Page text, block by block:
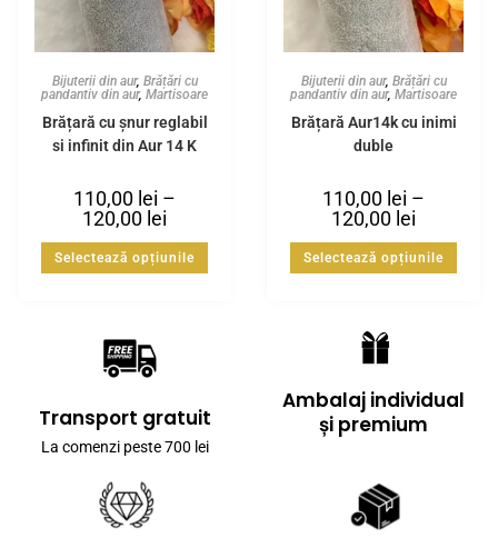
Bijuterii din aur, Brățări cu
pandantiv din aur, Martisoare
Brățară cu șnur reglabil
si infinit din Aur 14 K
110,00 lei –
120,00 lei
Selectează opțiunile
Bijuterii din aur, Brățări cu
pandantiv din aur, Martisoare
Brățară Aur14k cu inimi
duble
110,00 lei –
120,00 lei
Selectează opțiunile
Transport gratuit
La comenzi peste 700 lei
Ambalaj individual
și premium